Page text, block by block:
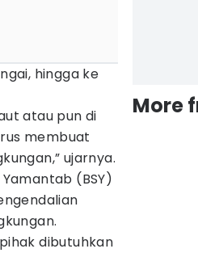
hingga ke
atau pun di
membuat
ujarnya.
(BSY)
dibutuhkan
More